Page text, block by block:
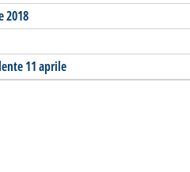
2018
11 aprile